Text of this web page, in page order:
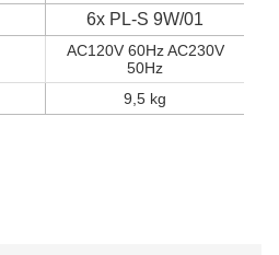
6x PL-S 9W/01
AC120V 60Hz AC230V
50Hz
9,5 kg